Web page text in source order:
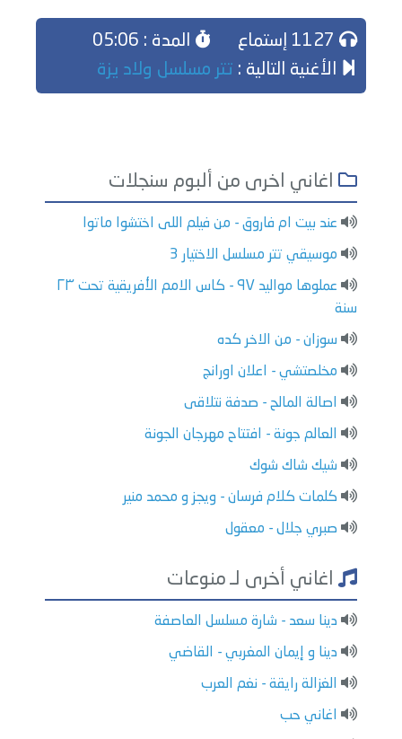
المدة : 05:06
الأغنية التالية : تتر مسلسل ولاد يزة
اغاني اخرى من ألبوم سنجلات
عند بيت ام فاروق - من فيلم اللى اختشوا ماتوا
موسيقي تتر مسلسل الاختيار 3
عملوها مواليد ٩٧ - كاس الامم الأفريقية تحت ٢٣
سنة
سوزان - من الاخر كده
مخلصتشي - اعلان اورانج
اصالة المالح - صدفة نتلاقى
العالم جونة - افتتاح مهرجان الجونة
شيك شاك شوك
كلمات كلام فرسان - ويجز و محمد منير
صبري جلال - معقول
اغاني أخرى لـ منوعات
دينا سعد - شارة مسلسل العاصفة
دينا و إيمان المغربي - القاضي
الغزالة رايقة - نغم العرب
اغاني حب